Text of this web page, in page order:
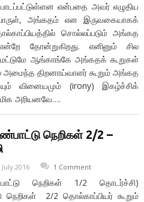
என்பதை அவர் எழுதிய
அங்கதம் என இருவகையாகக்
சொல்லப்படும் அங்கத
தோன்றுகிறது. எனினும் சில
மட்டுமே ஆங்காங்கே அங்கதக் கூறுகள்
திறனாய்வாளர் கூறும் அங்கத
வினையமும் (irony) இகழ்ச்சிக்
அரியனவே….
நெறிகள் 2/2 –
July 2016 1 Comment
நெறிகள் 1/2 தொடர்ச்சி)
நெறிகள் 2/2 தொல்காப்பியர் கூறும்